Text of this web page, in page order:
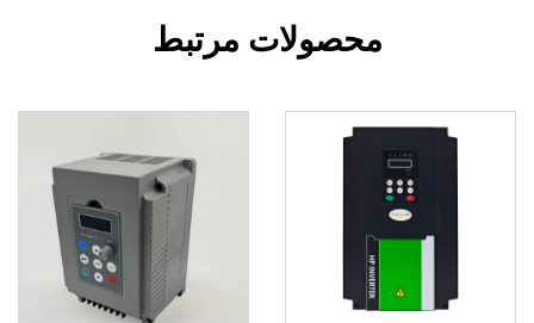
محصولات مرتبط